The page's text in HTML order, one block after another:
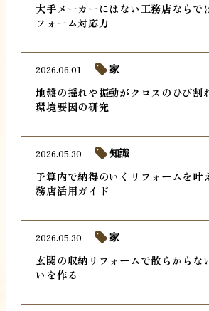
大手メーカーにはない工務店ならで
フォーム対応力
地盤の揺れや振動がクロスのひび割
環境要因の研究
2026.06.01 家
予算内で納得のいくリフォームを叶
務店活用ガイド
2026.05.30 知識
玄関の収納リフォームで散らからな
いを作る
2026.05.30 家